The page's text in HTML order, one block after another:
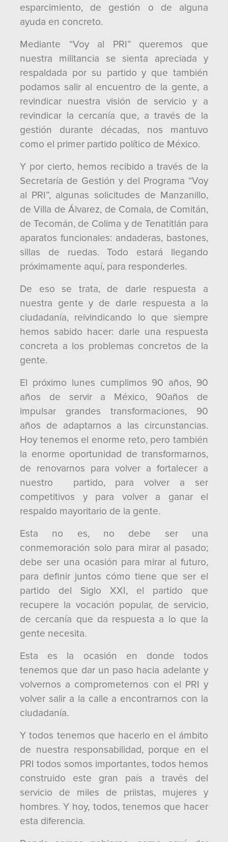
esparcimiento, de gestión o de alguna
ayuda en concreto.
Mediante “Voy al PRI” queremos que
nuestra militancia se sienta apreciada y
respaldada por su partido y que también
podamos salir al encuentro de la gente, a
revindicar nuestra visión de servicio y a
revindicar la cercanía que, a través de la
gestión durante décadas, nos mantuvo
como el primer partido político de México.
Y por cierto, hemos recibido a través de la
Secretaría de Gestión y del Programa “Voy
al PRI”, algunas solicitudes de Manzanillo,
de Villa de Álvarez, de Comala, de Comitán,
de Tecomán, de Colima y de Tenatitlán para
aparatos funcionales: andaderas, bastones,
sillas de ruedas. Todo estará llegando
próximamente aquí, para responderles.
De eso se trata, de darle respuesta a
nuestra gente y de darle respuesta a la
ciudadanía, reivindicando lo que siempre
hemos sabido hacer: darle una respuesta
concreta a los problemas concretos de la
gente.
El próximo lunes cumplimos 90 años, 90
años de servir a México, 90años de
impulsar grandes transformaciones, 90
años de adaptarnos a las circunstancias.
Hoy tenemos el enorme reto, pero también
la enorme oportunidad de transformarnos,
de renovarnos para volver a fortalecer a
nuestro partido, para volver a ser
competitivos y para volver a ganar el
respaldo mayoritario de la gente.
Esta no es, no debe ser una
conmemoración solo para mirar al pasado;
debe ser una ocasión para mirar al futuro,
para definir juntos cómo tiene que ser el
partido del Siglo XXI, el partido que
recupere la vocación popular, de servicio,
de cercanía que da respuesta a lo que la
gente necesita.
Esta es la ocasión en donde todos
tenemos que dar un paso hacia adelante y
volvernos a comprometernos con el PRI y
volver salir a la calle a encontrarnos con la
ciudadanía.
Y todos tenemos que hacerlo en el ámbito
de nuestra responsabilidad, porque en el
PRI todos somos importantes, todos hemos
construido este gran país a través del
servicio de miles de priistas, mujeres y
hombres. Y hoy, todos, tenemos que hacer
esta diferencia.